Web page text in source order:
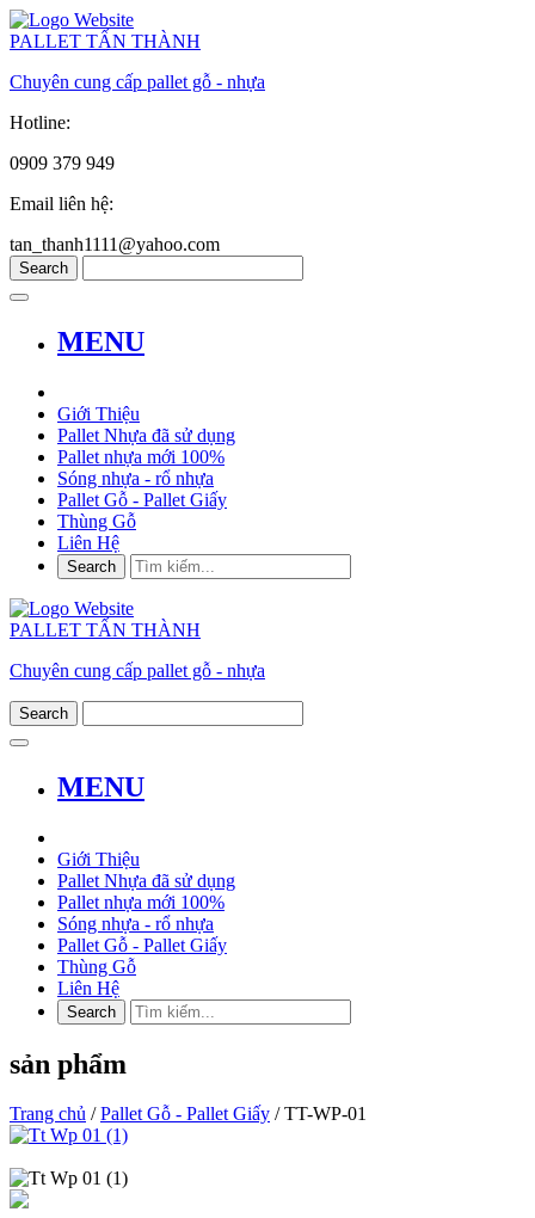
PALLET TẤN THÀNH
Chuyên cung cấp pallet gỗ - nhựa
Hotline:
0909 379 949
Email liên hệ:
tan_thanh1111@yahoo.com
MENU
Giới Thiệu
Pallet Nhựa đã sử dụng
Pallet nhựa mới 100%
Sóng nhựa - rổ nhựa
Pallet Gỗ - Pallet Giấy
Thùng Gỗ
Liên Hệ
PALLET TẤN THÀNH
Chuyên cung cấp pallet gỗ - nhựa
MENU
Giới Thiệu
Pallet Nhựa đã sử dụng
Pallet nhựa mới 100%
Sóng nhựa - rổ nhựa
Pallet Gỗ - Pallet Giấy
Thùng Gỗ
Liên Hệ
sản phẩm
Trang chủ /Pallet Gỗ - Pallet Giấy / TT-WP-01